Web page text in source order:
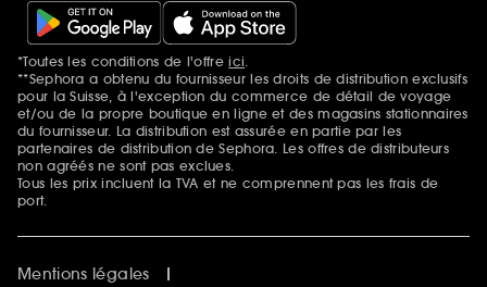
Mentions additionnelles
*Toutes les conditions de l'offreici
**Sephora a obtenu du fournisseur les droits de distribution exclusifs
pour la Suisse, à l'exception du commerce de détail de voyage
et/ou de la propre boutique en ligne et des magasins stationnaires
du fournisseur. La distribution est assurée en partie par les
partenaires de distribution de Sephora. Les offres de distributeurs
non agréés ne sont pas exclues.
Tous les prix incluent la TVA et ne comprennent pas les frais de
port.
Mentions légales